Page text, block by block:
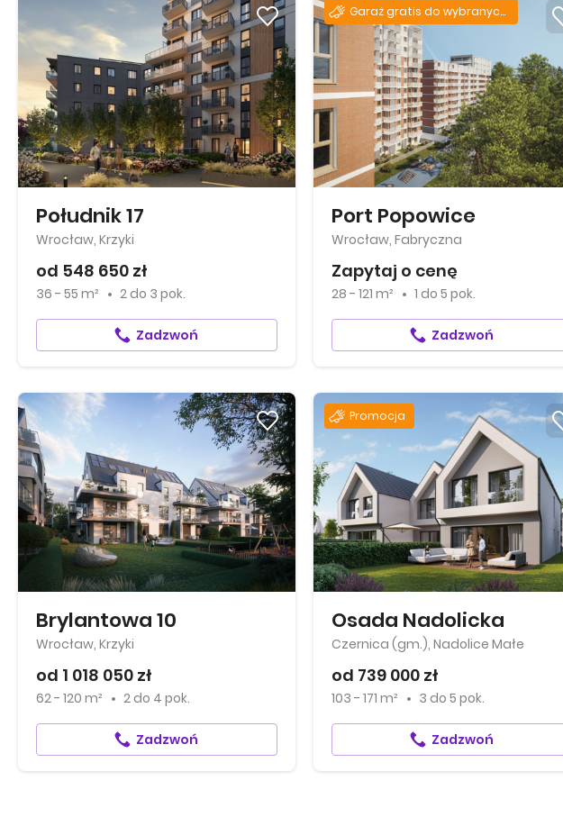
Południk 17
Wrocław, Krzyki
od 548 650 zł
36 - 55 m² 2 do 3 pok.
Zadzwoń
Garaż gratis do wybranych mieszkań.
Port Popowice
Wrocław, Fabryczna
Zapytaj o cenę
28 - 121 m² 1 do 5 pok.
Zadzwoń
Brylantowa 10
Wrocław, Krzyki
od 1 018 050 zł
62 - 120 m² 2 do 4 pok.
Zadzwoń
Promocja
Osada Nadolicka
Czernica (gm.), Nadolice Małe
od 739 000 zł
103 - 171 m² 3 do 5 pok.
Zadzwoń